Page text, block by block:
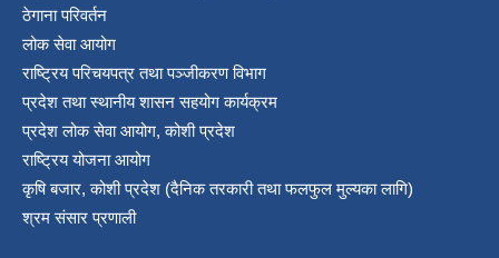
ठेगाना परिवर्तन
लोक सेवा आयोग
राष्ट्रिय परिचयपत्र तथा पञ्‍जीकरण विभाग
प्रदेश तथा स्थानीय शासन सहयोग कार्यक्रम
प्रदेश लोक सेवा आयोग, कोशी प्रदेश
राष्ट्रिय योजना आयोग
कृषि बजार, कोशी प्रदेश (दैनिक तरकारी तथा फलफुल मुल्यका लागि)
श्रम संसार प्रणाली